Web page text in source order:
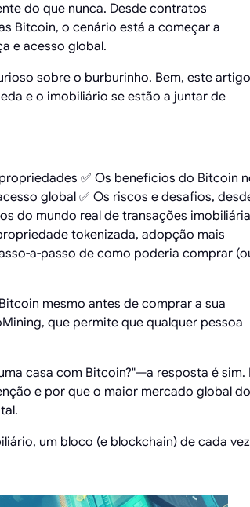
do que nunca. Desde contratos
Bitcoin, o cenário está a começar a
e acesso global.
sobre o burburinho. Bem, este artigo
e o imobiliário se estão a juntar de
✅ Os benefícios do Bitcoin
global ✅ Os riscos e desafios,
do mundo real de transações
tokenizada, adopção mais
a-passo de como poderia comprar
mesmo antes de comprar a sua
que permite que qualquer pessoa
casa com Bitcoin?"—a resposta é sim.
e por que o maior mercado global do
um bloco (e blockchain) de cada